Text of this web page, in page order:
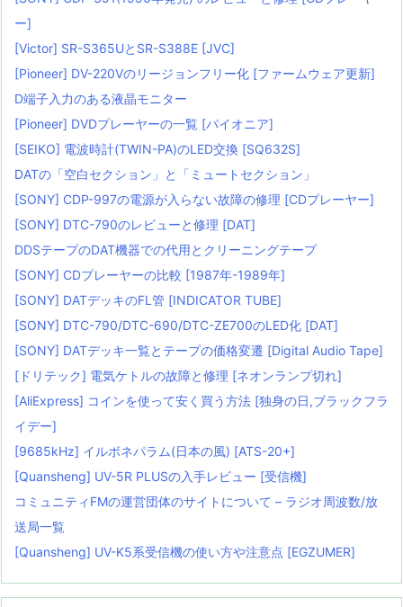
ー]
[Victor] SR-S365UとSR-S388E [JVC]
[Pioneer] DV-220Vのリージョンフリー化 [ファームウェア更新]
D端子入力のある液晶モニター
[Pioneer] DVDプレーヤーの一覧 [パイオニア]
[SEIKO] 電波時計(TWIN-PA)のLED交換 [SQ632S]
DATの「空白セクション」と「ミュートセクション」
[SONY] CDP-997の電源が入らない故障の修理 [CDプレーヤー]
[SONY] DTC-790のレビューと修理 [DAT]
DDSテープのDAT機器での代用とクリーニングテープ
[SONY] CDプレーヤーの比較 [1987年-1989年]
[SONY] DATデッキのFL管 [INDICATOR TUBE]
[SONY] DTC-790/DTC-690/DTC-ZE700のLED化 [DAT]
[SONY] DATデッキ一覧とテープの価格変遷 [Digital Audio Tape]
[ドリテック] 電気ケトルの故障と修理 [ネオンランプ切れ]
[AliExpress] コインを使って安く買う方法 [独身の日,ブラックフラ
イデー]
[9685kHz] イルボネパラム(日本の風) [ATS-20+]
[Quansheng] UV-5R PLUSの入手レビュー [受信機]
コミュニティFMの運営団体のサイトについて – ラジオ周波数/放
送局一覧
[Quansheng] UV-K5系受信機の使い方や注意点 [EGZUMER]